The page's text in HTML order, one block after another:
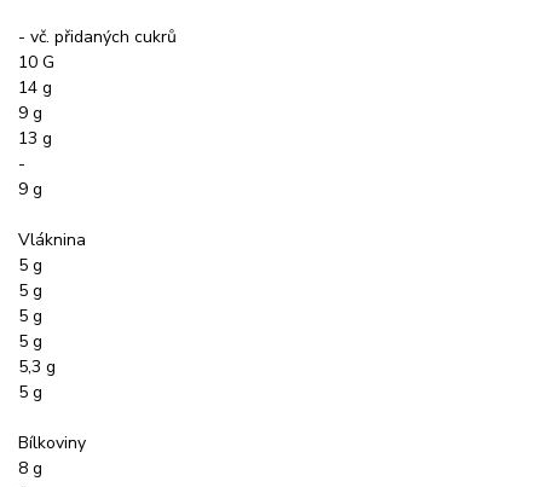
- vč. přidaných cukrů
10 G
14 g
9 g
13 g
-
9 g
Vláknina
5 g
5 g
5 g
5 g
5,3 g
5 g
Bílkoviny
8 g